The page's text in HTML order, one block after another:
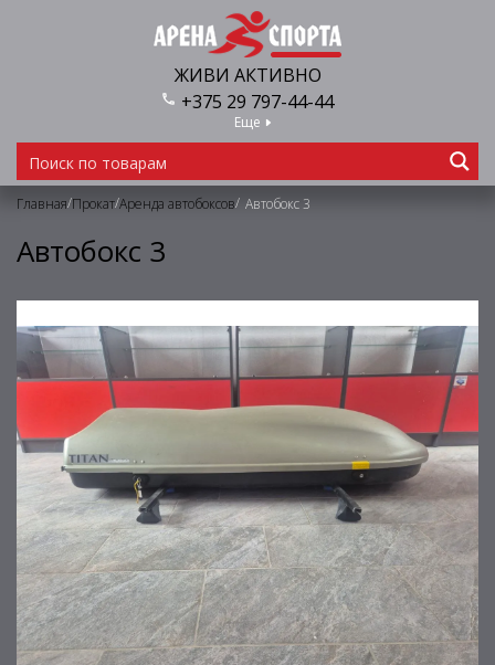
ЖИВИ АКТИВНО
+375 29 797-44-44
Еще
Главная/Прокат/Аренда автобоксов/ Автобокс 3
Автобокс 3